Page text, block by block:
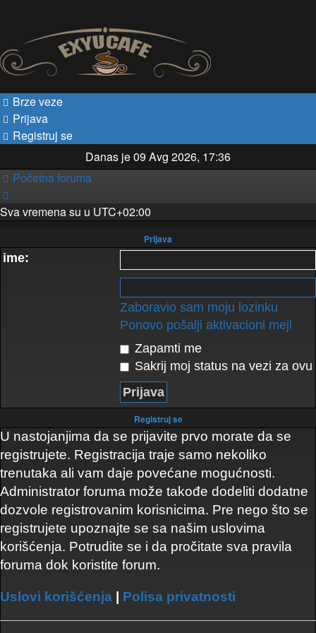
Brze veze
Prijava
Registruj se
Danas je 09 Avg 2026, 17:36
Početna foruma
Sva vremena su u UTC+02:00
Prijava
Zaboravio sam moju lozinku
Ponovo pošalji aktivacioni mejl
Zapamti me
Sakrij moj status na vezi za ovu
Registruj se
U nastojanjima da se prijavite prvo morate da se
registrujete. Registracija traje samo nekoliko
trenutaka ali vam daje povećane mogućnosti.
Administrator foruma može takođe dodeliti dodatne
dozvole registrovanim korisnicima. Pre nego što se
registrujete upoznajte se sa našim uslovima
korišćenja. Potrudite se i da pročitate sva pravila
foruma dok koristite forum.
Uslovi korišćenja Polisa privatnosti